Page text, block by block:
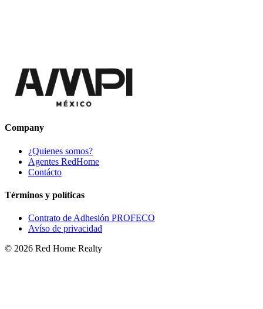
Company
¿Quienes somos?
Agentes RedHome
Contácto
Términos y políticas
Contrato de Adhesión PROFECO
Avíso de privacidad
© 2026 Red Home Realty